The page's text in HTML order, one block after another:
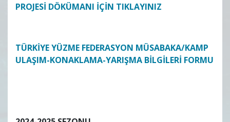
PROJESİ DÖKÜMANI İÇİN TIKLAYINIZ
TÜRKİYE YÜZME FEDERASYON MÜSABAKA/KAMP
ULAŞIM-KONAKLAMA-YARIŞMA BİLGİLERİ FORMU